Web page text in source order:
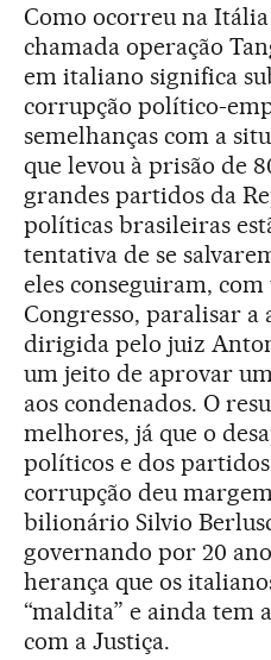
Como ocorreu na Itália
chamada operação
em italiano significa
corrupção político-
semelhanças com a
que levou à prisão de
grandes partidos da
políticas brasileiras
tentativa de se
eles conseguiram,
Congresso, paralisar a
dirigida pelo juiz
um jeito de aprovar
aos condenados. O
melhores, já que o
políticos e dos
corrupção deu
bilionário Silvio
governando por 20
herança que os
“maldita” e ainda tem
com a Justiça.